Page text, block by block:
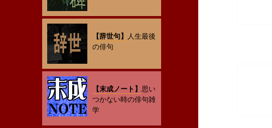
【辞世句】 人生最後
の俳句
【末成ノート】 思い
つかない時の俳句雑
学